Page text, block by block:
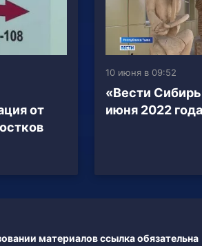
от
10 июня в 09:52
«Вести
июня 2022 года
материалов ссылка обязательна